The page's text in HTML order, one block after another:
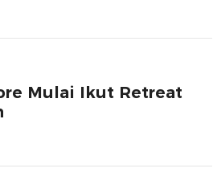
Mulai Ikut Retreat